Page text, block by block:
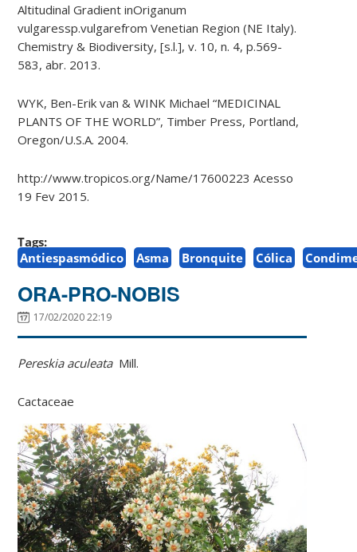
Altitudinal Gradient inOriganum
vulgaressp.vulgarefrom Venetian Region (NE Italy).
Chemistry & Biodiversity, [s.l.], v. 10, n. 4, p.569-
583, abr. 2013.
WYK, Ben-Erik van & WINK Michael “MEDICINAL
PLANTS OF THE WORLD”, Timber Press, Portland,
Oregon/U.S.A. 2004.
http://www.tropicos.org/Name/17600223 Acesso
19 Fev 2015.
Tags:
Antiespasmódico
Asma Bronquite Cólica
ORA-PRO-NOBIS
17/02/2020 22:19
Pereskia aculeataMill.
Cactaceae